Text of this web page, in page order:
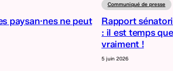
paysan·nes ne peut
Communiqué de presse
Rapport
: il est temps
vraiment !
5 juin 2026